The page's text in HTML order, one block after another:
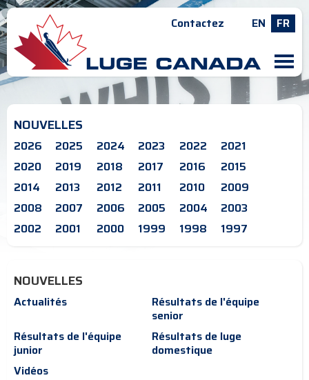
Contactez EN FR
M
NOUVELLES
2026 2025 2024 2023 2022
2021
2020
2019 2018 2017 2016
2015
2014
2013 2012 2011 2010
2009
2008
2007 2006 2005 2004
2003
2002
2001 2000 1999 1998 1997
NOUVELLES
Actualités
Résultats de l'équipe
senior
Résultats de l'équipe
junior
Résultats de luge
domestique
Vidéos